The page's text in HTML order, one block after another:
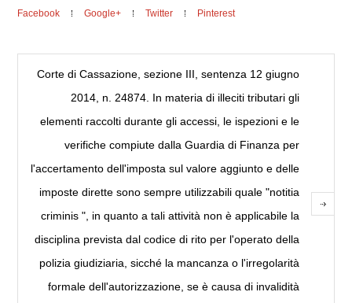
Facebook Google+ Twitter Pinterest
Corte di Cassazione, sezione III, sentenza 12 giugno
2014, n. 24874. In materia di illeciti tributari gli
elementi raccolti durante gli accessi, le ispezioni e le
verifiche compiute dalla Guardia di Finanza per
l'accertamento dell'imposta sul valore aggiunto e delle
imposte dirette sono sempre utilizzabili quale "notitia
criminis ", in quanto a tali attività non è applicabile la
disciplina prevista dal codice di rito per l'operato della
polizia giudiziaria, sicché la mancanza o l'irregolarità
formale dell'autorizzazione, se è causa di invalidità